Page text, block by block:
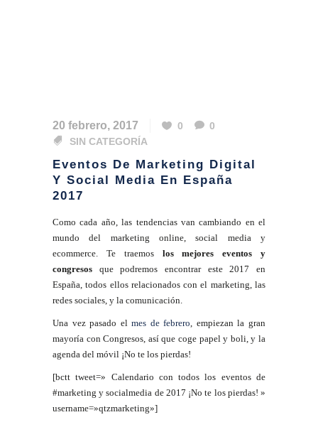
20 febrero, 2017 0
0
SIN CATEGORÍA
Eventos De Marketing Digital
Y Social Media En España
2017
Como cada año, las tendencias van cambiando en el
mundo del marketing online, social media y
ecommerce. Te traemos los mejores eventos y
congresos que podremos encontrar este 2017 en
España, todos ellos relacionados con el marketing, las
redes sociales, y la comunicación.
Una vez pasado elmes de febrero, empiezan la gran
mayoría con Congresos, así que coge papel y boli, y la
agenda del móvil ¡No te los pierdas!
[bctt tweet=» Calendario con todos los eventos de
#marketing y socialmedia de 2017 ¡No te los pierdas! »
username=»qtzmarketing»]